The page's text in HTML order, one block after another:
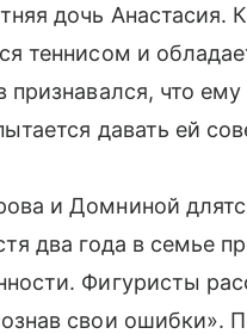
дочь Анастасия.
теннисом и
признавался, что
давать ей
и Домниной
два года в семье
Фигуристы
свои ошибки».